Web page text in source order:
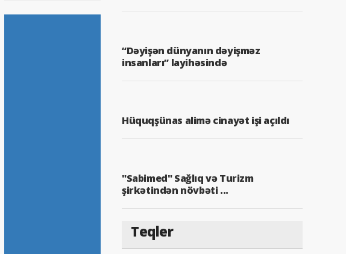
“Dəyişən dünyanın dəyişməz
insanları” layihəsində
Hüquqşünas alimə cinayət işi açıldı
"Sabimed" Sağlıq və Turizm
şirkətindən növbəti ...
Teqler